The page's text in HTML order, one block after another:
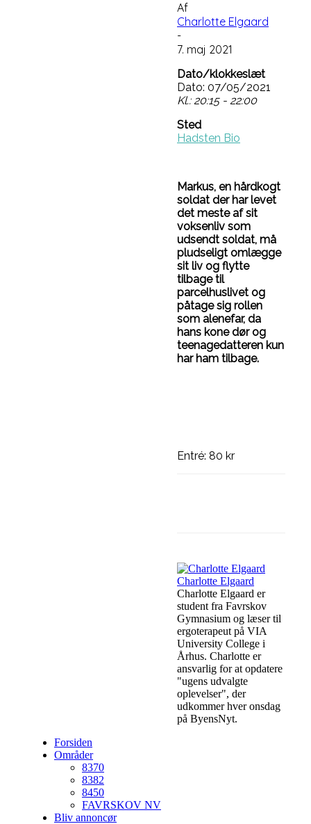
Af
Charlotte Elgaard
-
7. maj 2021
Dato/klokkeslæt
Dato: 07/05/2021
Kl.: 20:15 - 22:00
Sted
Hadsten Bio
Markus, en hårdkogt
soldat der har levet
det meste af sit
voksenliv som
udsendt soldat, må
pludseligt omlægge
sit liv og flytte
tilbage til
parcelhuslivet og
påtage sig rollen
som alenefar, da
hans kone dør og
teenagedatteren kun
har ham tilbage.
Entré: 80 kr
Charlotte Elgaard
Charlotte Elgaard er
student fra Favrskov
Gymnasium og læser til
ergoterapeut på VIA
University College i
Århus. Charlotte er
ansvarlig for at opdatere
"ugens udvalgte
oplevelser", der
udkommer hver onsdag
på ByensNyt.
Forsiden
Områder
8370
8382
8450
FAVRSKOV NV
Bliv annoncør